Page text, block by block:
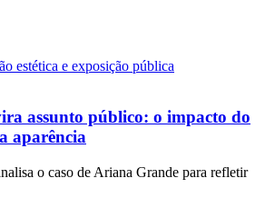
assunto público: o impacto do
aparência
o caso de Ariana Grande para refletir